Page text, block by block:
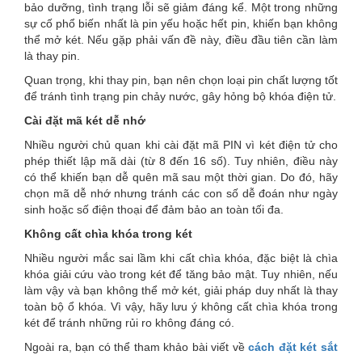
bảo dưỡng, tình trạng lỗi sẽ giảm đáng kể. Một trong những
sự cố phổ biến nhất là pin yếu hoặc hết pin, khiến bạn không
thể mở két. Nếu gặp phải vấn đề này, điều đầu tiên cần làm
là thay pin.
Quan trọng, khi thay pin, bạn nên chọn loại pin chất lượng tốt
để tránh tình trạng pin chảy nước, gây hỏng bộ khóa điện tử.
Cài đặt mã két dễ nhớ
Nhiều người chủ quan khi cài đặt mã PIN vì két điện tử cho
phép thiết lập mã dài (từ 8 đến 16 số). Tuy nhiên, điều này
có thể khiến bạn dễ quên mã sau một thời gian. Do đó, hãy
chọn mã dễ nhớ nhưng tránh các con số dễ đoán như ngày
sinh hoặc số điện thoại để đảm bảo an toàn tối đa.
Không cất chìa khóa trong két
Nhiều người mắc sai lầm khi cất chìa khóa, đặc biệt là chìa
khóa giải cứu vào trong két để tăng bảo mật. Tuy nhiên, nếu
làm vậy và bạn không thể mở két, giải pháp duy nhất là thay
toàn bộ ổ khóa. Vì vậy, hãy lưu ý không cất chìa khóa trong
két để tránh những rủi ro không đáng có.
Ngoài ra, bạn có thể tham khảo bài viết vềcách đặt két sắt